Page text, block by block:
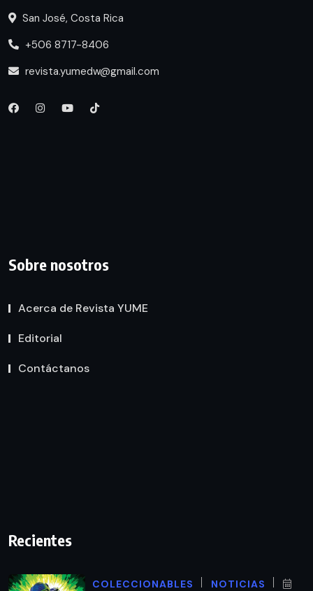
San José, Costa Rica
+506 8717-8406
revista.yumedw@gmail.com
Sobre nosotros
Acerca de Revista YUME
Editorial
Contáctanos
Recientes
COLECCIONABLES NOTICIAS